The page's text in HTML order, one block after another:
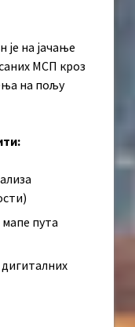
је на јачање
МСП кроз
на пољу
пута